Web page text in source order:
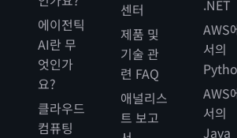
에이전틱
AI란 무
엇인가
요?
클라우드
컴퓨팅
센터
제품 및
기술 관
련 FAQ
애널리스
트 보고
.NET
AWS
서의
AWS
서의
Java